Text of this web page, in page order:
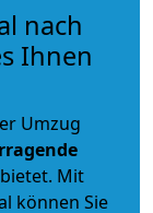
nach
Ihnen
Umzug
Mit
können Sie